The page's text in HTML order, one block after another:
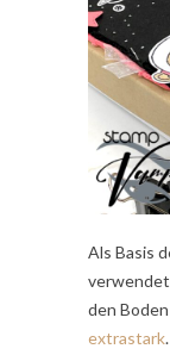
Als Basis
den
extrastark